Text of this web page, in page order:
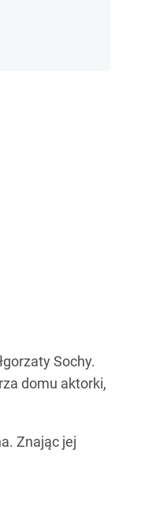
Sochy.
domu aktorki,
Znając jej